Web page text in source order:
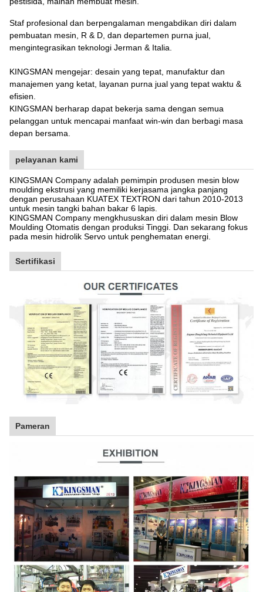
Staf profesional dan berpengalaman mengabdikan diri dalam
pembuatan mesin, R & D, dan departemen purna jual,
mengintegrasikan teknologi Jerman & Italia.
KINGSMAN mengejar: desain yang tepat, manufaktur dan
manajemen yang ketat, layanan purna jual yang tepat waktu &
efisien.
KINGSMAN berharap dapat bekerja sama dengan semua
pelanggan untuk mencapai manfaat win-win dan berbagi masa
depan bersama.
pelayanan kami
KINGSMAN Company adalah pemimpin produsen mesin blow
moulding ekstrusi yang memiliki kerjasama jangka panjang
dengan perusahaan KUATEX TEXTRON dari tahun 2010-2013
untuk mesin tangki bahan bakar 6 lapis.
KINGSMAN Company mengkhususkan diri dalam mesin Blow
Moulding Otomatis dengan produksi Tinggi. Dan sekarang fokus
pada mesin hidrolik Servo untuk penghematan energi.
Sertifikasi
Pameran